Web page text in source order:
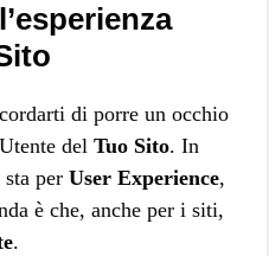
di porre un occhio
del Tuo Sito. In
sta per User Experience,
è che, anche per i siti,
.